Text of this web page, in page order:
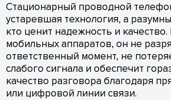
Стационарный проводной
устаревшая технология, а
кто ценит надежность и качество.
мобильных аппаратов, он не
ответственный момент, не
слабого сигнала и обеспечит
качество разговора благодаря
или цифровой линии связи.